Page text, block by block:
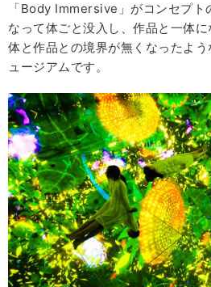
「Body Immersive」がコンセプト
なって体ごと没入し、作品と一体
体と作品との境界が無くなったよう
ュージアムです。